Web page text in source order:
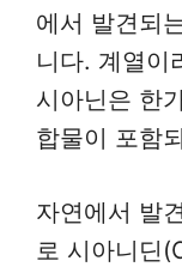
에서 발견되
니다. 계열이
시아닌은 한
합물이 포함
자연에서 발
로 시아니딘